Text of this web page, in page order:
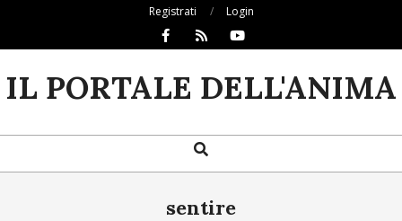
Registrati Login
IL PORTALE DELL'ANIMA
Navigation
Search
sentire